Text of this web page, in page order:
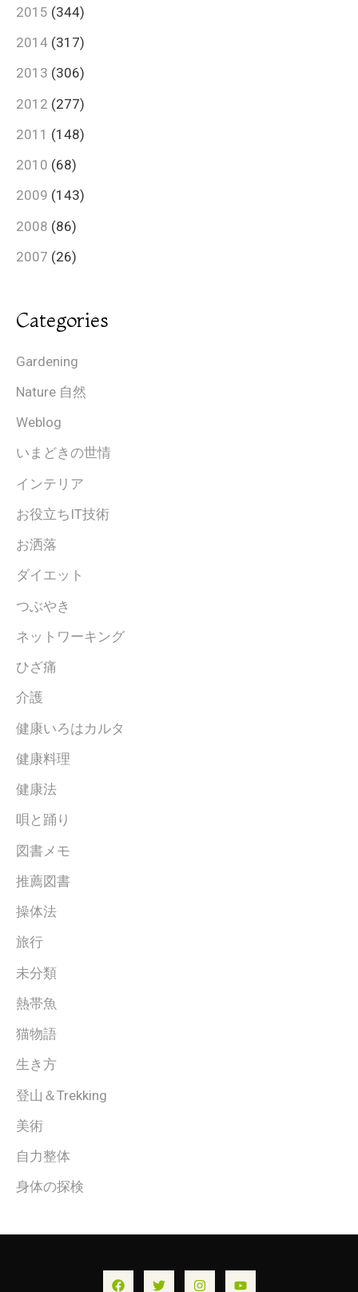
2015 (344)
2014 (317)
2013 (306)
2012 (277)
2011 (148)
2010 (68)
2009 (143)
2008 (86)
2007 (26)
Categories
Gardening
Nature 自然
Weblog
いまどきの世情
インテリア
お役立ちIT技術
お洒落
ダイエット
つぶやき
ネットワーキング
ひざ痛
介護
健康いろはカルタ
健康料理
健康法
唄と踊り
図書メモ
推薦図書
操体法
旅行
未分類
熱帯魚
猫物語
生き方
登山＆Trekking
美術
自力整体
身体の探検